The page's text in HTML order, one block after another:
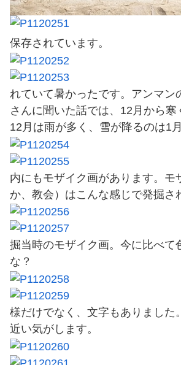
保存されています。
れていて暑かったです。アンマン
さんに聞いた話では、12月から寒
12月は雨が多く、雪が降るのは1
内にもモザイク画があります。モ
か、教会）はこんな感じで発掘さ
掘当時のモザイク画。今に比べて
な？
様だけでなく、文字もありました
近い気がします。